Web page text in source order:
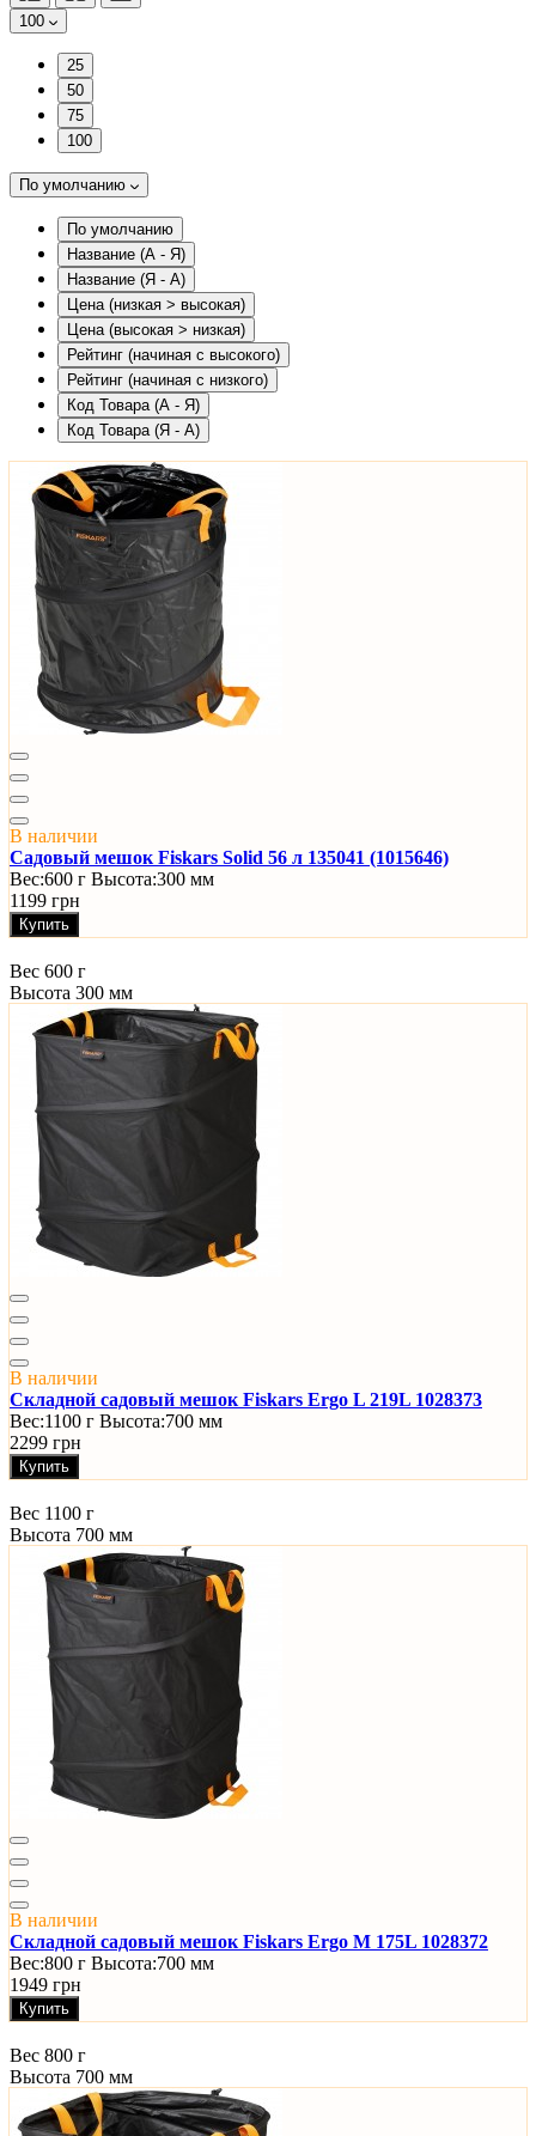
100
25
50
75
100
По умолчанию
По умолчанию
Название (А - Я)
Название (Я - А)
Цена (низкая > высокая)
Цена (высокая > низкая)
Рейтинг (начиная с высокого)
Рейтинг (начиная с низкого)
Код Товара (А - Я)
Код Товара (Я - А)
В наличии
Садовый мешок Fiskars Solid 56 л 135041 (1015646)
Вес:600 г Высота:300 мм
1199 грн
Купить
Вес 600 г
Высота 300 мм
В наличии
Складной садовый мешок Fiskars Ergo L 219L 1028373
Вес:1100 г Высота:700 мм
2299 грн
Купить
Вес 1100 г
Высота 700 мм
В наличии
Складной садовый мешок Fiskars Ergo M 175L 1028372
Вес:800 г Высота:700 мм
1949 грн
Купить
Вес 800 г
Высота 700 мм